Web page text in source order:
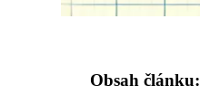
Obsah článku: